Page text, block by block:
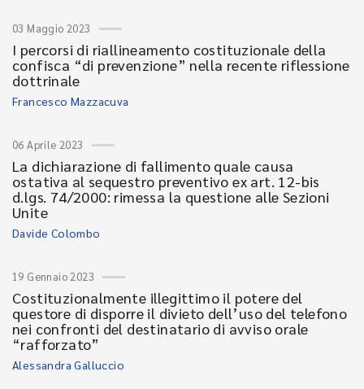
03 Maggio 2023
I percorsi di riallineamento costituzionale della
confisca “di prevenzione” nella recente riflessione
dottrinale
Francesco Mazzacuva
06 Aprile 2023
La dichiarazione di fallimento quale causa
ostativa al sequestro preventivo ex art. 12-bis
d.lgs. 74/2000: rimessa la questione alle Sezioni
Unite
Davide Colombo
19 Gennaio 2023
Costituzionalmente illegittimo il potere del
questore di disporre il divieto dell’uso del telefono
nei confronti del destinatario di avviso orale
“rafforzato”
Alessandra Galluccio